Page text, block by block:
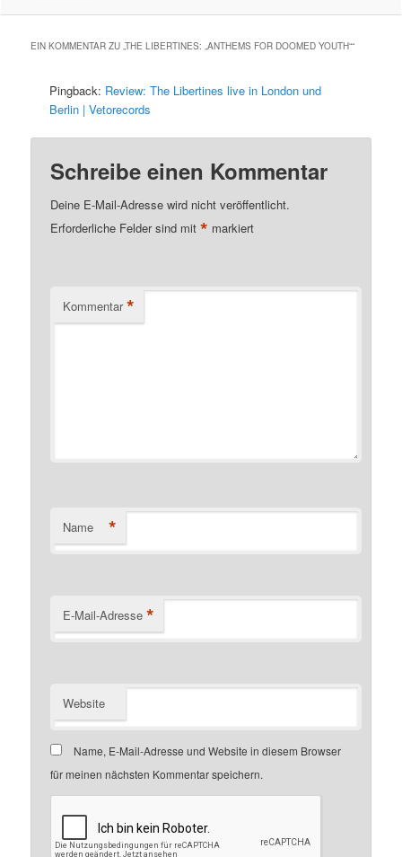
EIN KOMMENTAR ZU „THE LIBERTINES: „ANTHEMS FOR DOOMED YOUTH““
Pingback: Review: The Libertines live in London und
Berlin | Vetorecords
Schreibe einen Kommentar
Deine E-Mail-Adresse wird nicht veröffentlicht.
Erforderliche Felder sind mit* markiert
Kommentar *
Name *
E-Mail-Adresse *
Website
Name, E-Mail-Adresse und Website in diesem Browser
für meinen nächsten Kommentar speichern.